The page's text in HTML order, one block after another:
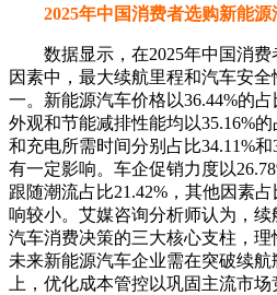
2025年中国消费者选购新能
数据显示，在2025年中国消费
因素中，最大续航里程和汽车安全
一。新能源汽车价格以36.44%的
外观和节能减排性能均以35.16%
和充电所需时间分别占比34.11%
有一定影响。车企促销力度以
跟随潮流占比21.42%，其他因素
响较小。艾媒咨询分析师认为，
汽车消费决策的三大核心支柱，理
未来新能源汽车企业需在突破续
上，优化成本管控以巩固主流市场